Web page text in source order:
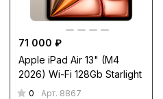
71 000 ₽
Apple iPad Air 13" (M4
2026) Wi-Fi 128Gb Starlight
0 Арт. 8867